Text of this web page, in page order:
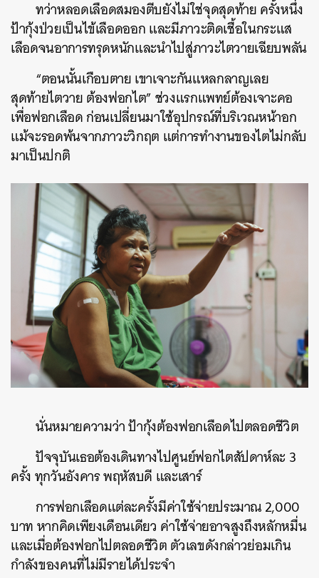
ทว่าหลอดเลือดสมองตีบยังไม่ใช่จุดสุดท้าย ครั้งหนึ่ง
ป้ากุ้งป่วยเป็นไข้เลือดออก และมีภาวะติดเชื้อในกระแส
เลือดจนอาการทรุดหนักและนำไปสู่ภาวะไตวายเฉียบพลัน
“ตอนนั้นเกือบตาย เขาเจาะกันแหลกลาญเลย
สุดท้ายไตวาย ต้องฟอกไต” ช่วงแรกแพทย์ต้องเจาะคอ
เพื่อฟอกเลือด ก่อนเปลี่ยนมาใช้อุปกรณ์ที่บริเวณหน้าอก
แม้จะรอดพ้นจากภาวะวิกฤต แต่การทำงานของไตไม่กลับ
มาเป็นปกติ
นั่นหมายความว่า ป้ากุ้งต้องฟอกเลือดไปตลอดชีวิต
ปัจจุบันเธอต้องเดินทางไปศูนย์ฟอกไตสัปดาห์ละ 3
ครั้ง ทุกวันอังคาร พฤหัสบดี และเสาร์
การฟอกเลือดแต่ละครั้งมีค่าใช้จ่ายประมาณ 2,000
บาท หากคิดเพียงเดือนเดียว ค่าใช้จ่ายอาจสูงถึงหลักหมื่น
และเมื่อต้องฟอกไปตลอดชีวิต ตัวเลขดังกล่าวย่อมเกิน
กำลังของคนที่ไม่มีรายได้ประจำ